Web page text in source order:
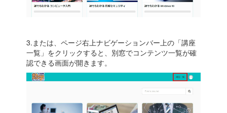
3.または、ページ右上ナビゲーションバー上の「講座
一覧」をクリックすると、別窓でコンテンツ一覧が確
認できる画面が開きます。